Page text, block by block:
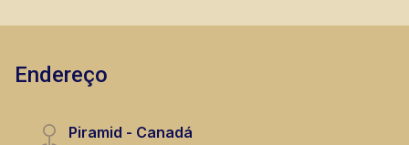
Endereço
Piramid - Canadá